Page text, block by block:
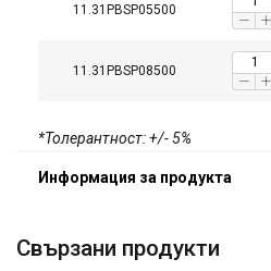
11.31PBSP05500
11.31PBSP08500
*Толерантност: +/- 5%
Свързани продукти